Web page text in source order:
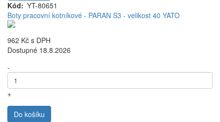
Kód
YT-80651
Boty pracovní kotníkové - PARAN S3 - velikost 40 YATO
962 Kč s DPH
Dostupné 18.8.2026
-
+
Do košíku